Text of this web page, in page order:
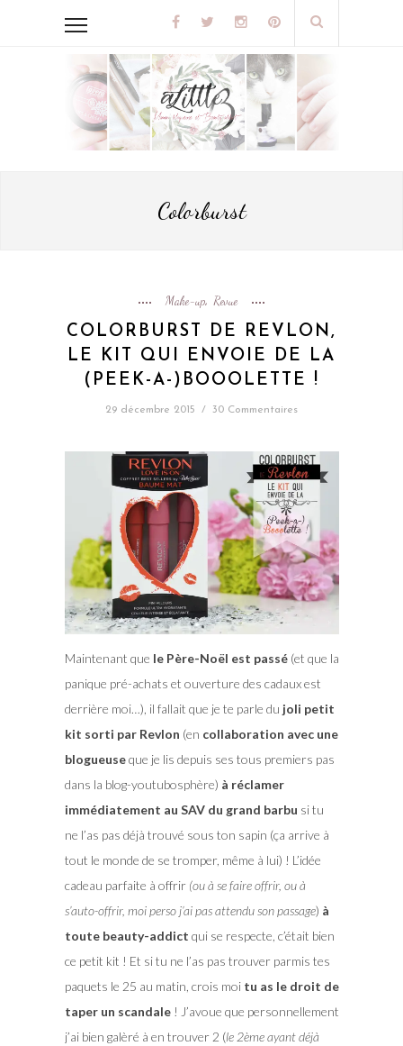
Colorburst
Make-up, Revue
COLORBURST DE REVLON,
LE KIT QUI ENVOIE DE LA
(PEEK-A-)BOOOLETTE !
29 décembre 2015 / 30 Commentaires
Maintenant que le Père-Noël est passé(et que la
panique pré-achats et ouverture des cadaux est
derrière moi…), il fallait que je te parle du joli petit
kit sorti par Revlon (en collaboration avec une
blogueuseque je lis depuis ses tous premiers pas
dans la blog-youtubosphère) à réclamer
immédiatement au SAV du grand barbu si tu
ne l’as pas déjà trouvé sous ton sapin (ça arrive à
tout le monde de se tromper, même à lui) ! L’idée
cadeau parfaite à offrir (ou à se faire offrir, ou à
s’auto-offrir, moi perso j’ai pas attendu son passage) à
toute beauty-addict qui se respecte, c’était bien
ce petit kit ! Et si tu ne l’as pas trouver parmis tes
paquets le 25 au matin, crois moi tu as le droit de
taper un scandale! J’avoue que personnellement
j’ai bien galèré à en trouver 2 (le 2ème ayant déjà